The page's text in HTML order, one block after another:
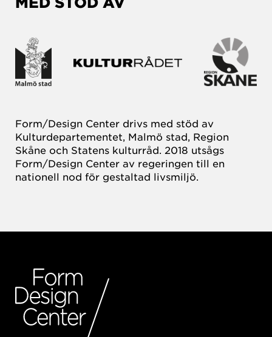
Form/Design Center drivs med stöd av
Kulturdepartementet, Malmö stad, Region
Skåne och Statens kulturråd. 2018 utsågs
Form/Design Center av regeringen till en
nationell nod för gestaltad livsmiljö.